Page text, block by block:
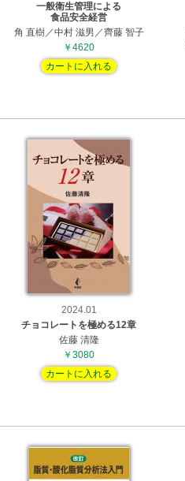
一般衛生管理による
食品安全経営
角 直樹／中村 滋男／齊藤 智子
￥4620
カートに入れる
2024.01
チョコレートを極める12章
佐藤 清隆
￥3080
カートに入れる